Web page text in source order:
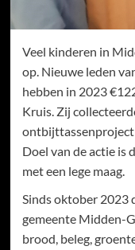
Veel kinderen in
op. Nieuwe leden
hebben in 2023
Kruis. Zij
Doel van de actie is
met een lege maag.
Sinds oktober 2023
gemeente Midden-
brood, beleg,